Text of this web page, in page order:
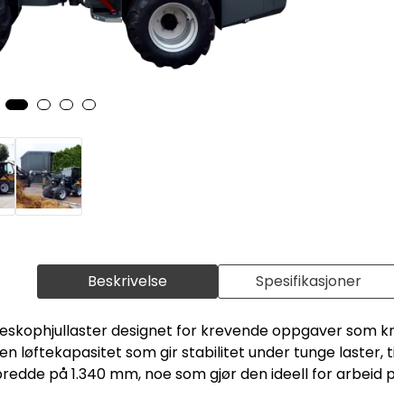
Beskrivelse Spesifikasjoner
designet for krevende oppgaver som
løftekapasitet som gir stabilitet under tunge laster,
på 1.340 mm, noe som gjør den ideell for